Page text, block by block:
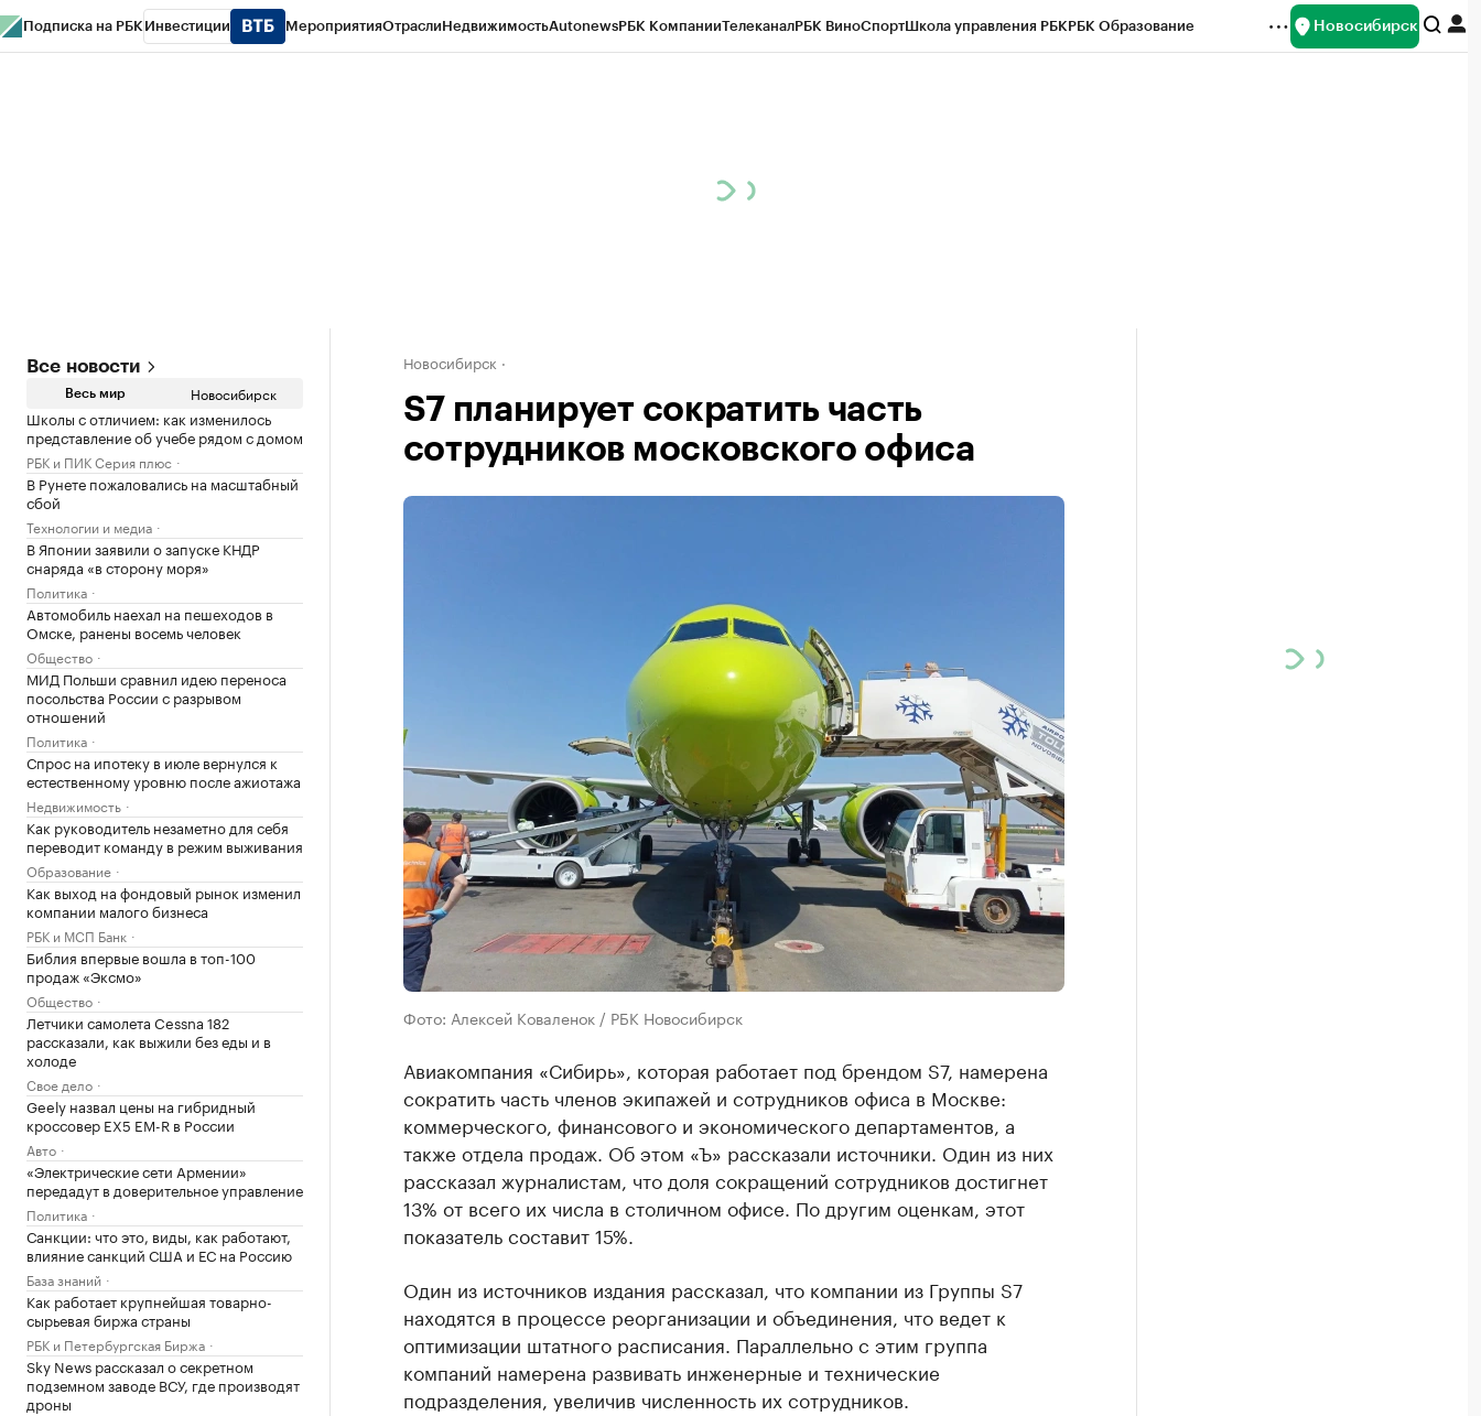
Подписка на РБК Инвестиции МероприятияОтраслиНедвижимостьAutonewsРБК КомпанииТелеканалРБК ВиноСпортШкола управления РБКРБК Образование Новосибирск
Все новости
Весь мир Новосибирск
Школы с отличием: как изменилось
представление об учебе рядом с домом
РБК и ПИК Серия плюс
В Рунете пожаловались на масштабный
сбой
Технологии и медиа
В Японии заявили о запуске КНДР
снаряда «в сторону моря»
Политика
Автомобиль наехал на пешеходов в
Омске, ранены восемь человек
Общество
МИД Польши сравнил идею переноса
посольства России с разрывом
отношений
Политика
Спрос на ипотеку в июле вернулся к
естественному уровню после ажиотажа
Недвижимость
Как руководитель незаметно для себя
переводит команду в режим выживания
Образование
Как выход на фондовый рынок изменил
компании малого бизнеса
РБК и МСП Банк
Библия впервые вошла в топ-100
продаж «Эксмо»
Общество
Летчики самолета Cessna 182
рассказали, как выжили без еды и в
холоде
Свое дело
Geely назвал цены на гибридный
кроссовер EX5 EM-R в России
Авто
«Электрические сети Армении»
передадут в доверительное управление
Политика
Санкции: что это, виды, как работают,
влияние санкций США и ЕС на Россию
База знаний
Как работает крупнейшая товарно-
сырьевая биржа страны
РБК и Петербургская Биржа
Sky News рассказал о секретном
подземном заводе ВСУ, где производят
дроны
Новосибирск
S7 планирует сократить часть
сотрудников московского офиса
Фото: Алексей Коваленок / РБК Новосибирск
Авиакомпания «Сибирь», которая работает под брендом S7, намерена
сократить часть членов экипажей и сотрудников офиса в Москве:
коммерческого, финансового и экономического департаментов, а
также отдела продаж. Об этом «Ъ» рассказали источники. Один из них
рассказал журналистам, что доля сокращений сотрудников достигнет
13% от всего их числа в столичном офисе. По другим оценкам, этот
показатель составит 15%.
Один из источников издания рассказал, что компании из Группы S7
находятся в процессе реорганизации и объединения, что ведет к
оптимизации штатного расписания. Параллельно с этим группа
компаний намерена развивать инженерные и технические
подразделения, увеличив численность их сотрудников.